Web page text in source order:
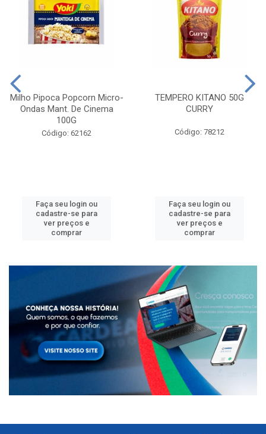
Milho Pipoca Popcorn Micro-
Ondas Mant. De Cinema
100G
Código: 62162
Faça seu login ou
cadastre-se para
ver preços e
comprar
TEMPERO KITANO 50G
CURRY
Código: 78212
Faça seu login ou
cadastre-se para
ver preços e
comprar